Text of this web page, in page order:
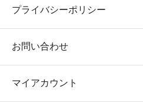
プライバシーポリシー
お問い合わせ
マイアカウント